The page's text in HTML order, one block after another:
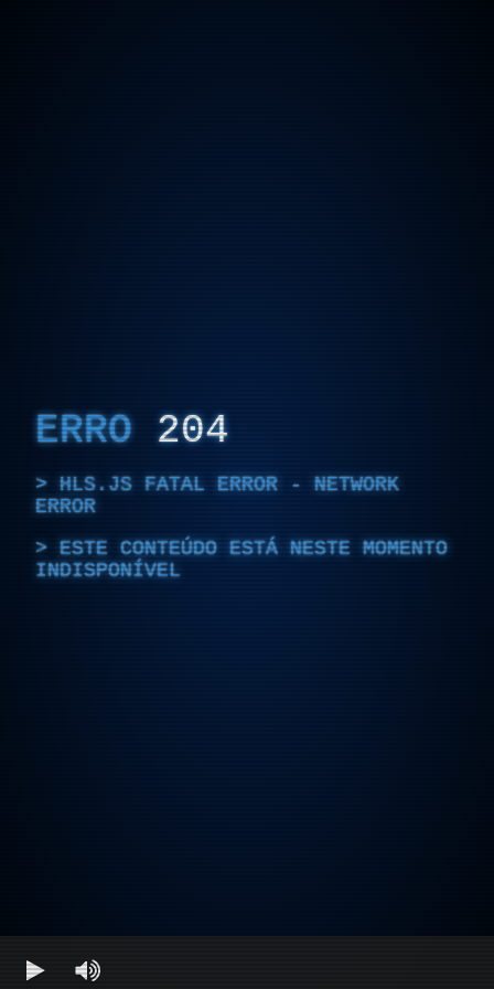
ERRO 204
HLS.JS FATAL ERROR - NETWORK
ERROR
ESTE CONTEÚDO ESTÁ NESTE MOMENTO
INDISPONÍVEL